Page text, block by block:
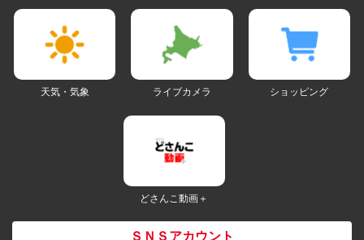
天気・気象 ライブカメラ ショッピング
どさんこ動画＋
ＳＮＳアカウント